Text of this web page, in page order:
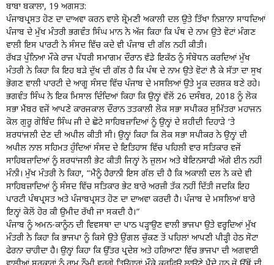
ਬਾਬਾ ਬਕਾਲਾ, 19 ਅਗਸਤ:
ਪੰਜਾਬਪ੍ਰਸਤ ਹੋਣ ਦਾ ਦਾਅਵਾ ਕਰਨ ਵਾਲੇ ਸ਼੍ਰੋਮਣੀ ਅਕਾਲੀ ਦਲ ਉਤੇ ਤਿੱਖਾ ਨਿਸ਼ਾਨਾ ਸਾਧਦਿਆਂ
ਪੰਜਾਬ ਦੇ ਮੁੱਖ ਮੰਤਰੀ ਭਗਵੰਤ ਸਿੰਘ ਮਾਨ ਨੇ ਅੱਜ ਕਿਹਾ ਕਿ ਪੰਥ ਦੇ ਨਾਮ ਉਤੇ ਵੋਟਾਂ ਮੰਗਣ
ਵਾਲੀ ਇਸ ਪਾਰਟੀ ਨੇ ਸੰਸਦ ਵਿੱਚ ਕਦੇ ਵੀ ਪੰਜਾਬ ਦੀ ਗੱਲ ਨਹੀਂ ਕੀਤੀ।
ਰੱਖੜ ਪੁੰਨਿਆ ਮੌਕੇ ਰਾਜ ਪੱਧਰੀ ਸਮਾਗਮ ਦੌਰਾਨ ਵੱਡੇ ਇਕੱਠ ਨੂੰ ਸੰਬੋਧਨ ਕਰਦਿਆਂ ਮੁੱਖ
ਮੰਤਰੀ ਨੇ ਕਿਹਾ ਕਿ ਇਹ ਬੜੇ ਦੁੱਖ ਦੀ ਗੱਲ ਹੈ ਕਿ ਪੰਥ ਦੇ ਨਾਮ ਉਤੇ ਵੋਟਾਂ ਲੈ ਕੇ ਸੱਤਾ ਦਾ ਸੁਖ
ਭੋਗਣ ਵਾਲੀ ਪਾਰਟੀ ਦੇ ਆਗੂ ਸੰਸਦ ਵਿੱਚ ਪੰਜਾਬ ਦੇ ਮਸਲਿਆਂ ਉਤੇ ਮੂਕ ਦਰਸ਼ਕ ਬਣੇ ਰਹੇ।
ਭਗਵੰਤ ਸਿੰਘ ਨੇ ਇਕ ਮਿਸਾਲ ਦਿੰਦਿਆਂ ਕਿਹਾ ਕਿ ਉਨ੍ਹਾਂ ਵੱਲੋਂ 26 ਦਸੰਬਰ, 2018 ਨੂੰ ਲੋਕ
ਸਭਾ ਮੈਂਬਰ ਵਜੋਂ ਆਪਣੇ ਕਾਰਜਕਾਲ ਦੌਰਾਨ ਤਤਕਾਲੀ ਲੋਕ ਸਭਾ ਸਪੀਕਰ ਸੁਮਿੱਤਰਾ ਮਹਾਜਨ
ਕੋਲ ਗੁਰੂ ਗੋਬਿੰਦ ਸਿੰਘ ਜੀ ਦੇ ਛੋਟੇ ਸਾਹਿਬਜ਼ਾਦਿਆਂ ਨੂੰ ਉਨ੍ਹਾਂ ਦੇ ਸ਼ਹੀਦੀ ਦਿਹਾੜੇ ‘ਤੇ
ਸ਼ਰਧਾਂਜਲੀ ਦੇਣ ਦੀ ਅਪੀਲ ਕੀਤੀ ਸੀ। ਉਨ੍ਹਾਂ ਕਿਹਾ ਕਿ ਲੋਕ ਸਭਾ ਸਪੀਕਰ ਨੇ ਉਨ੍ਹਾਂ ਦੀ
ਅਪੀਲ ਨਾਲ ਸਹਿਮਤ ਹੁੰਦਿਆਂ ਸੰਸਦ ਦੇ ਇਤਿਹਾਸ ਵਿੱਚ ਪਹਿਲੀ ਵਾਰ ਸਤਿਕਾਰ ਵਜੋਂ
ਸਾਹਿਬਜ਼ਾਦਿਆਂ ਨੂੰ ਸ਼ਰਧਾਂਜਲੀ ਭੇਟ ਕੀਤੀ ਜਿਨ੍ਹਾਂ ਨੇ ਜ਼ੁਲਮ ਅਤੇ ਬੇਇਨਸਾਫੀ ਅੱਗੇ ਈਨ ਨਹੀਂ
ਮੰਨੀ। ਮੁੱਖ ਮੰਤਰੀ ਨੇ ਕਿਹਾ, “ਮੈਨੂੰ ਹੈਰਾਨੀ ਇਸ ਗੱਲ ਦੀ ਹੈ ਕਿ ਅਕਾਲੀ ਦਲ ਨੇ ਕਦੇ ਵੀ
ਸਾਹਿਬਜ਼ਾਦਿਆਂ ਨੂੰ ਸੰਸਦ ਵਿੱਚ ਸਤਿਕਾਰ ਭੇਟ ਬਾਰੇ ਅਰਜ਼ੀ ਤੱਕ ਨਹੀਂ ਦਿੱਤੀ ਜਦਕਿ ਇਹ
ਪਾਰਟੀ ਪੰਥਪ੍ਰਸਤ ਅਤੇ ਪੰਜਾਬਪ੍ਰਸਤ ਹੋਣ ਦਾ ਦਾਅਵਾ ਕਰਦੀ ਹੈ। ਪੰਜਾਬ ਦੇ ਮਸਲਿਆਂ ਬਾਰੇ
ਇਨ੍ਹਾਂ ਕੋਲੋਂ ਹੋਰ ਕੀ ਉਮੀਦ ਰੱਖੀ ਜਾ ਸਕਦੀ ਹੈ।”
ਪੰਜਾਬ ਨੂੰ ਅਮਨ-ਕਾਨੂੰਨ ਦੀ ਵਿਵਸਥਾ ਦਾ ਪਾਠ ਪੜ੍ਹਾਉਣ ਵਾਲੀ ਭਾਜਪਾ ਉਤੇ ਵਰ੍ਹਦਿਆਂ ਮੁੱਖ
ਮੰਤਰੀ ਨੇ ਕਿਹਾ ਕਿ ਭਾਜਪਾ ਨੂੰ ਕਿਸੇ ਉਤੇ ਉਂਗਲ ਚੁੱਕਣ ਤੋਂ ਪਹਿਲਾਂ ਆਪਣੀ ਪੀੜ੍ਹੀ ਹੇਠ ਸੋਟਾ
ਫੇਰਨਾ ਚਾਹੀਦਾ ਹੈ। ਉਨ੍ਹਾਂ ਕਿਹਾ ਕਿ ਉੱਤਰ ਪ੍ਰਦੇਸ਼ ਅਤੇ ਹਰਿਆਣਾ ਵਿੱਚ ਭਾਜਪਾ ਦੀ ਅਗਵਾਈ